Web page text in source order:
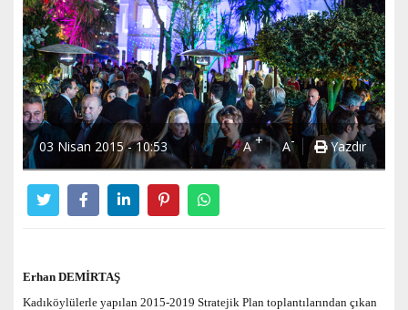
03 Nisan 2015 - 10:53 A+ A- Yazdır
Erhan DEMİRTAŞ
Kadıköylülerle yapılan 2015-2019 Stratejik Plan toplantılarından çıkan